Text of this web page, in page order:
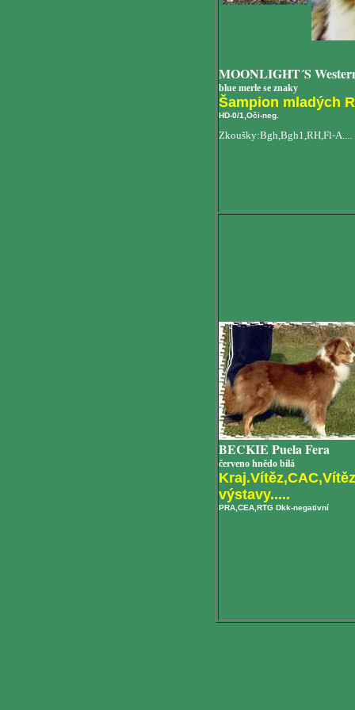
MOONLIGHT´S
blue merle se znaky
Šampion mladých
HD-0/1,Oči-neg.
Zkoušky:Bgh,Bgh1,RH,Fl-A....
BECKIE Puela Fera
červeno hnědo bílá
výstavy.....
PRA,CEA,RTG Dkk-negativní